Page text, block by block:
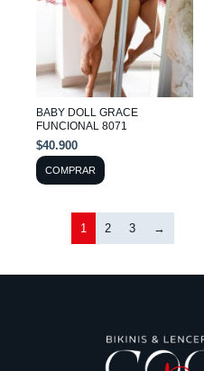
BABY DOLL GRACE
FUNCIONAL 8071
$40.900
COMPRAR
opciones
se
pueden
elegir
en
la
1 2 3 →